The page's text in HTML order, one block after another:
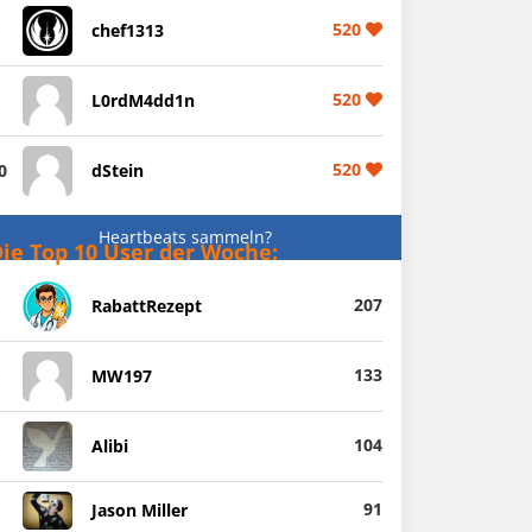
chef1313 520
L0rdM4dd1n 520
dStein 520
Heartbeats sammeln?
Top 10 User der Woche:
RabattRezept 207
MW197 133
Alibi 104
Jason Miller 91